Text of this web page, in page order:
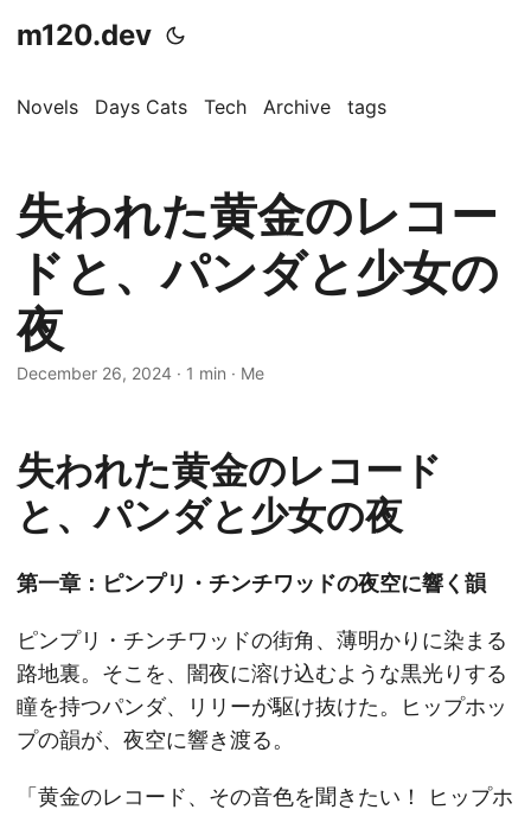
m120.dev
Novels Days Cats Tech Archive tags
失われた黄金のレコー
ドと、パンダと少女の
夜
December 26, 2024 · 1 min · Me
失われた黄金のレコード
と、パンダと少女の夜
第一章：ピンプリ・チンチワッドの夜空に響く韻
ピンプリ・チンチワッドの街角、薄明かりに染まる
路地裏。そこを、闇夜に溶け込むような黒光りする
瞳を持つパンダ、リリーが駆け抜けた。ヒップホッ
プの韻が、夜空に響き渡る。
「黄金のレコード、その音色を聞きたい！ ヒップホ